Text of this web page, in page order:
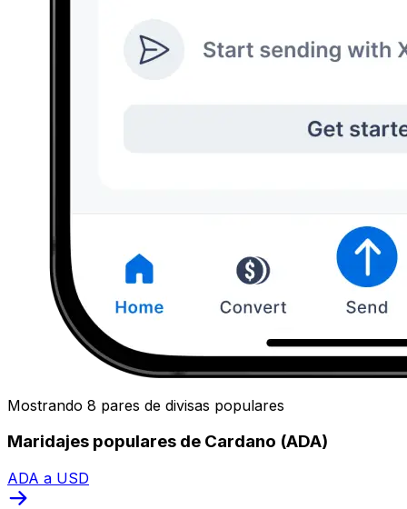
Mostrando 8 pares de divisas populares
Maridajes populares de Cardano (ADA)
ADA a USD